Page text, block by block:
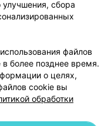
103.by
данных
улучшения, сбора
файлов
в более позднее время.
о целях,
cookie вы
обработки